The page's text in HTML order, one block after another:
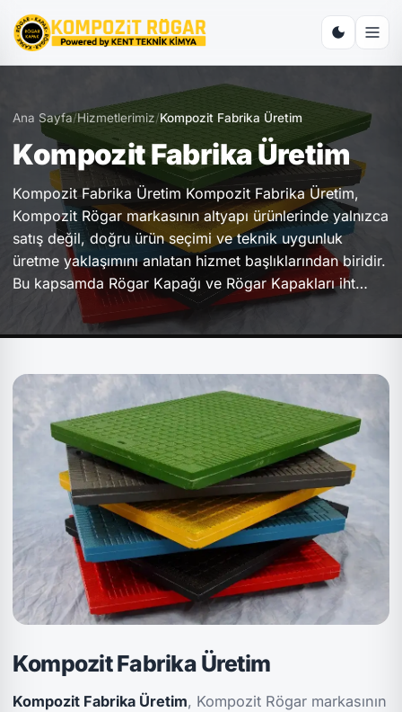
Ana Sayfa/Hizmetlerimiz/Kompozit Fabrika Üretim
Kompozit Fabrika Üretim
Kompozit Fabrika Üretim Kompozit Fabrika Üretim,
Kompozit Rögar markasının altyapı ürünlerinde yalnızca
satış değil, doğru ürün seçimi ve teknik uygunluk
üretme yaklaşımını anlatan hizmet başlıklarından biridir.
Bu kapsamda Rögar Kapağı ve Rögar Kapakları iht…
Kompozit Fabrika Üretim
Kompozit Fabrika Üretim, Kompozit Rögar markasının